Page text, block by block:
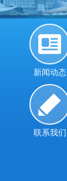
新闻动态
联系我们